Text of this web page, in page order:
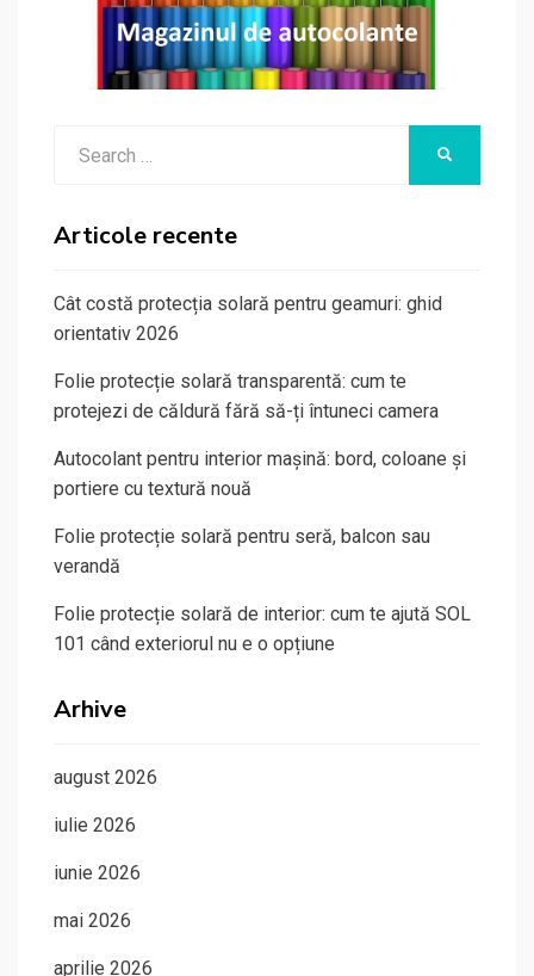
Articole recente
Cât costă protecția solară pentru geamuri: ghid
orientativ 2026
Folie protecție solară transparentă: cum te
protejezi de căldură fără să-ți întuneci camera
Autocolant pentru interior mașină: bord, coloane și
portiere cu textură nouă
Folie protecție solară pentru seră, balcon sau
verandă
Folie protecție solară de interior: cum te ajută SOL
101 când exteriorul nu e o opțiune
Arhive
august 2026
iulie 2026
iunie 2026
mai 2026
aprilie 2026